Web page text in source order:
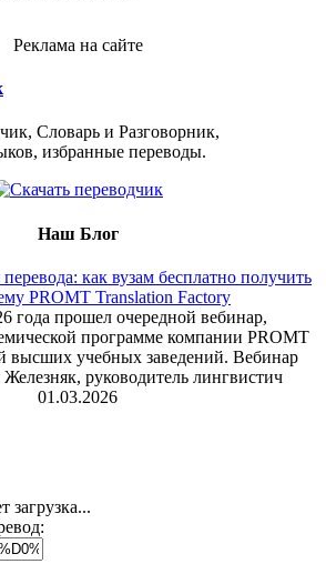
Реклама на сайте
Словарь и Разговорник,
избранные переводы.
Наш Блог
как вузам бесплатно получить
PROMT Translation Factory
года прошел очередной вебинар,
программе компании PROMT
высших учебных заведений. Вебинар
руководитель лингвистич
01.03.2026
загрузка...